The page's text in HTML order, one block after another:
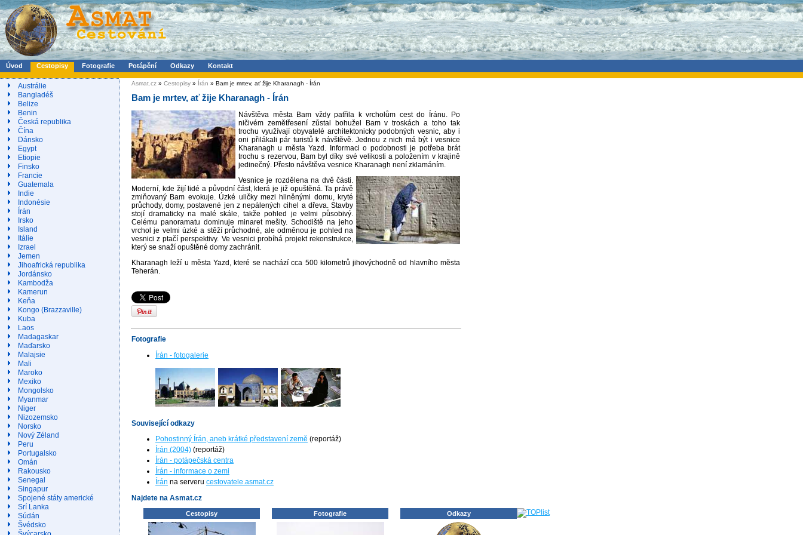
Úvod Cestopisy Fotografie Potápění Odkazy Kontakt
Austrálie
Bangladéš
Belize
Benin
Česká republika
Čína
Dánsko
Egypt
Etiopie
Finsko
Francie
Guatemala
Indie
Indonésie
Írán
Irsko
Island
Itálie
Izrael
Jemen
Jihoafrická republika
Jordánsko
Kambodža
Kamerun
Keňa
Kongo (Brazzaville)
Kuba
Laos
Madagaskar
Maďarsko
Malajsie
Mali
Maroko
Mexiko
Mongolsko
Myanmar
Niger
Nizozemsko
Norsko
Nový Zéland
Peru
Portugalsko
Omán
Rakousko
Senegal
Singapur
Spojené státy americké
Srí Lanka
Súdán
Švédsko
Asmat.cz » Cestopisy » Írán » Bam je mrtev, ať žije Kharanagh - Írán
Bam je mrtev, ať žije Kharanagh - Írán
Návštěva města Bam vždy patřila k vrcholům cest do Íránu. Po
ničivém zemětřesení zůstal bohužel Bam v troskách a toho tak
trochu využívají obyvatelé architektonicky podobných vesnic, aby i
oni přilákali pár turistů k návštěvě. Jednou z nich má být i vesnice
Kharanagh u města Yazd. Informaci o podobnosti je potřeba brát
trochu s rezervou, Bam byl díky své velikosti a položením v krajině
jedinečný. Přesto návštěva vesnice Kharanagh není zklamáním.
Vesnice je rozdělena na dvě části.
Moderní, kde žijí lidé a původní část, která je již opuštěná. Ta právě
zmiňovaný Bam evokuje. Úzké uličky mezi hliněnými domu, kryté
průchody, domy, postavené jen z nepálených cihel a dřeva. Stavby
stojí dramaticky na malé skále, takže pohled je velmi působivý.
Celému panoramatu dominuje minaret mešity. Schodiště na jeho
vrchol je velmi úzké a stěží průchodné, ale odměnou je pohled na
vesnici z ptačí perspektivy. Ve vesnici probíhá projekt rekonstrukce,
který se snaží opuštěné domy zachránit.
Kharanagh leží u města Yazd, které se nachází cca 500 kilometrů jihovýchodně od hlavního města
Teherán.
Fotografie
Írán - fotogalerie
Související odkazy
Pohostinný Írán, aneb krátké představení země (reportáž)
Írán (2004) (reportáž)
Írán - potápečská centra
Írán - informace o zemi
Írán na serveru cestovatele.asmat.cz
Najdete na Asmat.cz
Cestopisy Fotografie Odkazy